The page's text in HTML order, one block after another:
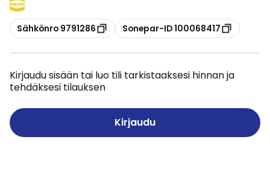
Kopioi
Sähkönro 9791286 Kopioi
Sonepar-ID 100068417
Kirjaudu sisään tai luo tili tarkistaaksesi hinnan ja
tehdäksesi tilauksen
Kirjaudu